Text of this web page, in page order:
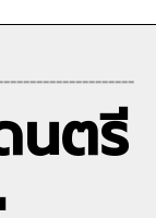
นตรี